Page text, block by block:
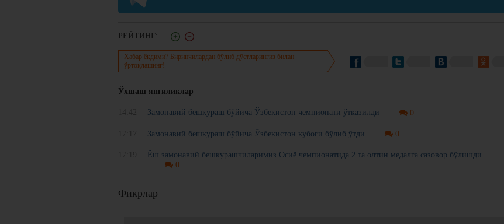
РЕЙТИНГ:
Хабар ёқдими? Биринчилардан бўлиб дўстларингиз билан
ўртоқлашинг!
Ўхшаш янгиликлар
Замонавий бешкураш бўйича Ўзбекистон чемпионати ўтказилди 0
Замонавий бешкураш бўйича Ўзбекистон кубоги бўлиб ўтди 0
Ёш замонавий бешкурашчиларимиз Осиё чемпионатида 2 та олтин медалга сазовор бўлишди
0
Фикрлар